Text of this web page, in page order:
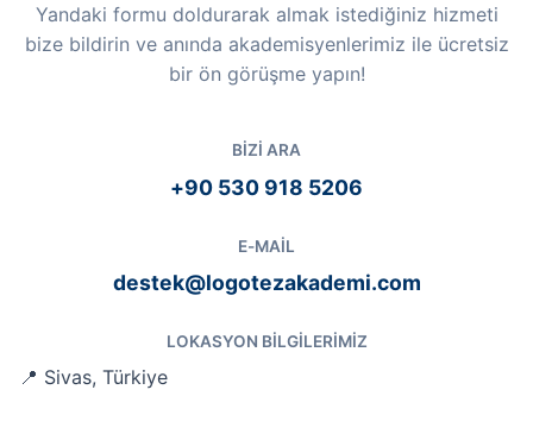
Yandaki formu doldurarak almak istediğiniz hizmeti
bize bildirin ve anında akademisyenlerimiz ile ücretsiz
bir ön görüşme yapın!
BIZI ARA
+90 530 918 5206
E-MAIL
destek@logotezakademi.com
LOKASYON BILGILERIMIZ
📍 Sivas, Türkiye